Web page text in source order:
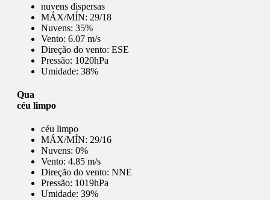
nuvens dispersas
MÁX/MÍN: 29/18
Nuvens: 35%
Vento: 6.07 m/s
Direção do vento: ESE
Pressão: 1020hPa
Umidade: 38%
Qua
céu limpo
céu limpo
MÁX/MÍN: 29/16
Nuvens: 0%
Vento: 4.85 m/s
Direção do vento: NNE
Pressão: 1019hPa
Umidade: 39%